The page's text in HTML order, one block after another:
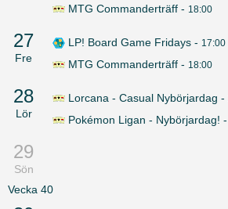
MTG Commanderträff - 18:00
27
Fre
LP! Board Game Fridays - 17:00
MTG Commanderträff - 18:00
28
Lör
Lorcana - Casual Nybörjardag -
Pokémon Ligan - Nybörjardag! -
29
Sön
Vecka 40